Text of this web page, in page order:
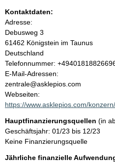
n
h
a
l
t
Kontaktdaten:
Adresse:
Debusweg 3
61462 Königstein im Taunus
Deutschland
K
o
n
t
a
t
i
n
f
Telefonnummer:
E-Mail-Adressen:
zentrale@asklepios.com
Webseiten:
https://www.asklepios.com/konzern/
Hauptfinanzierungsquellen (in
Geschäftsjahr: 01/23 bis 12/23
Keine Finanzierungsquelle
Jährliche finanzielle